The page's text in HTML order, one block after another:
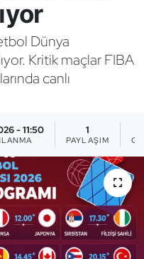
Dünya
Kritik maçlar FIBA
canlı
- 11:50 1
PAYLAŞIM